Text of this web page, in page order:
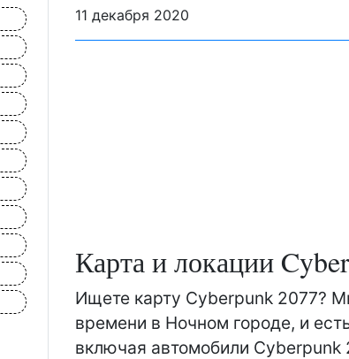
11 декабря 2020
Карта и локации
Ищете карту Cyberpunk 2077?
времени в Ночном городе, и
включая автомобили Cyberpunk